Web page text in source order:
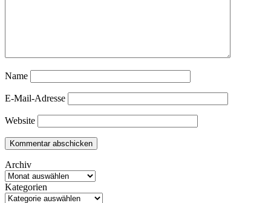
Name
E-Mail-Adresse
Website
Archiv
Kategorien